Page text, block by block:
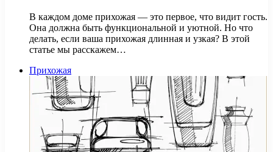
В каждом доме прихожая — это первое, что видит гость.
Она должна быть функциональной и уютной. Но что
делать, если ваша прихожая длинная и узкая? В этой
статье мы расскажем…
Прихожая